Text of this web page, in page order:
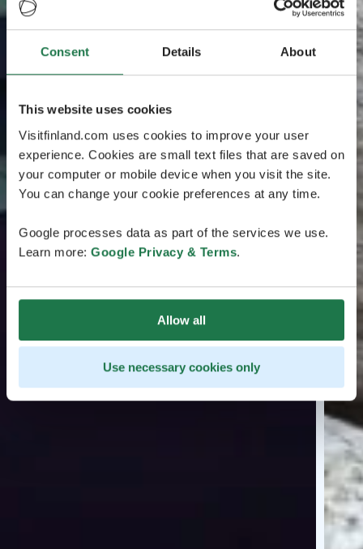
Consent Details About
This website uses cookies
Visitfinland.com uses cookies to improve your user
experience. Cookies are small text files that are saved on
your computer or mobile device when you visit the site.
You can change your cookie preferences at any time.
Google processes data as part of the services we use.
Learn more: Google Privacy & Terms.
Allow all
Use necessary cookies only